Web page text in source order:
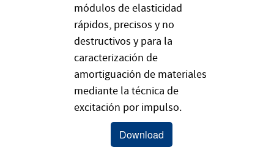
módulos de elasticidad
rápidos, precisos y no
destructivos y para la
caracterización de
amortiguación de materiales
mediante la técnica de
excitación por impulso.
Download